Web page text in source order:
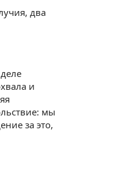
два
и
мы
за это,